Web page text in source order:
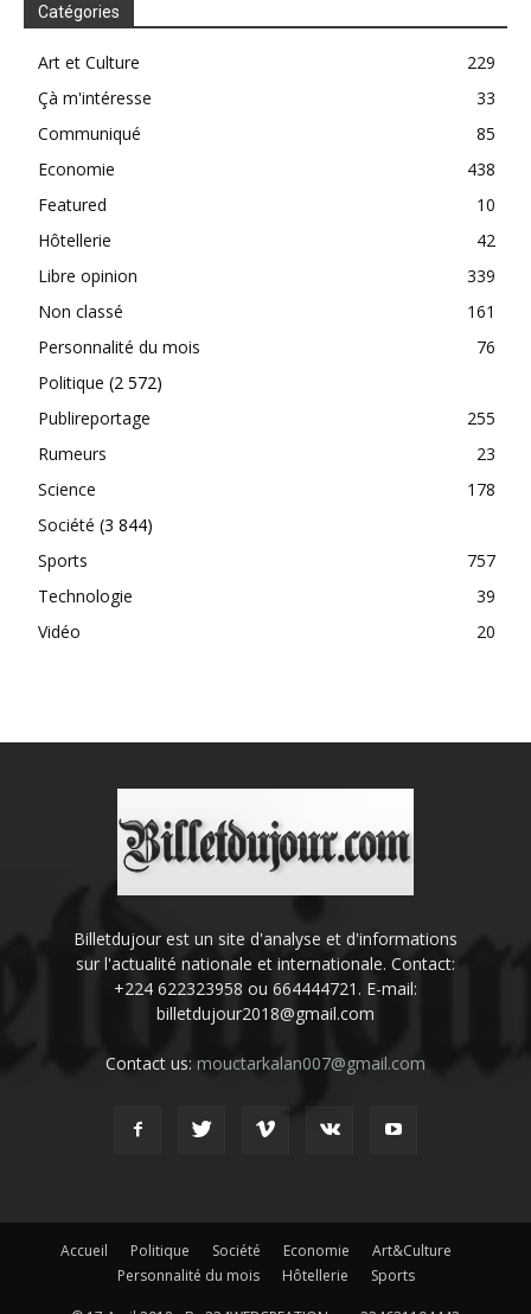
Catégories
Art et Culture
229
Çà m'intéresse
33
Communiqué
85
Economie
438
Featured
10
Hôtellerie
42
Libre opinion
339
Non classé
161
Personnalité du mois
76
Politique (2 572)
Publireportage
255
Rumeurs
23
Science
178
Société (3 844)
Sports
757
Technologie
39
Vidéo
20
Billetdujour est un site d'analyse et d'informations
sur l'actualité nationale et internationale. Contact:
+224 622323958 ou 664444721. E-mail:
billetdujour2018@gmail.com
Contact us: mouctarkalan007@gmail.com
Accueil Politique Société Economie
Art&Culture
Personnalité du mois
Hôtellerie Sports